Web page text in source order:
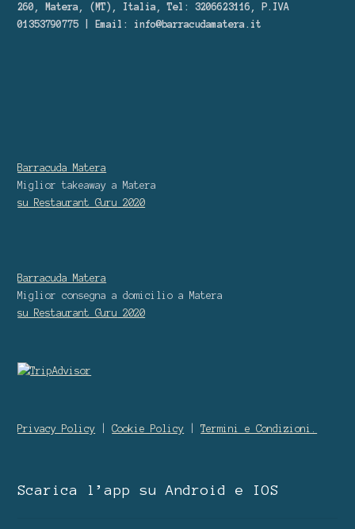
260, Matera, (MT), Italia, Tel: 3206623116, P.IVA
01353790775 | Email: info@barracudamatera.it
Barracuda Matera
Miglior takeaway a Matera
su Restaurant Guru
2020
Barracuda Matera
Miglior consegna a domicilio a Matera
su Restaurant Guru
2020
Privacy Policy |Cookie Policy |Termini e Condizioni.
Scarica l’app su Android e IOS